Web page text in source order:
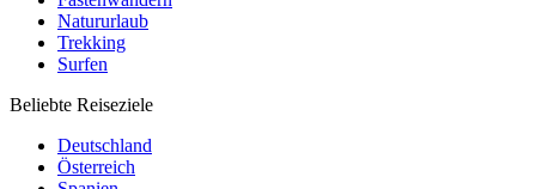
Natururlaub
Trekking
Surfen
Beliebte Reiseziele
Deutschland
Österreich